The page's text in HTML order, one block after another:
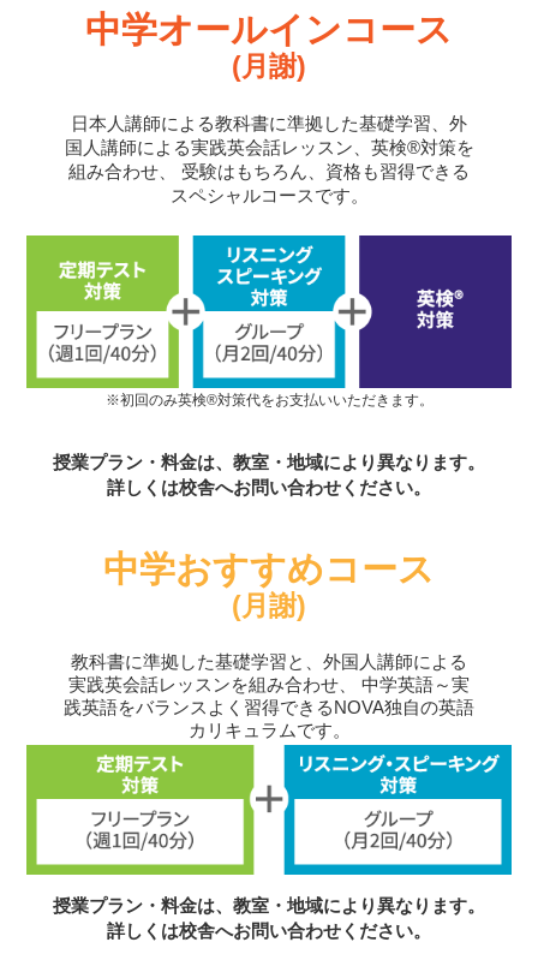
中学オールインコース
(月謝)
日本人講師による教科書に準拠した基礎学習、外
国人講師による実践英会話レッスン、英検®対策を
組み合わせ、
受験はもちろん、資格も習得できる
スペシャルコースです。
※初回のみ英検®対策代をお支払いいただきます。
授業プラン・料金は、教室・地域により異なります。
詳しくは校舎へお問い合わせください。
中学おすすめコース
(月謝)
教科書に準拠した基礎学習と、外国人講師による
実践英会話レッスンを組み合わせ、
中学英語～実
践英語をバランスよく習得できるNOVA独自の英語
カリキュラムです。
授業プラン・料金は、教室・地域により異なります。
詳しくは校舎へお問い合わせください。